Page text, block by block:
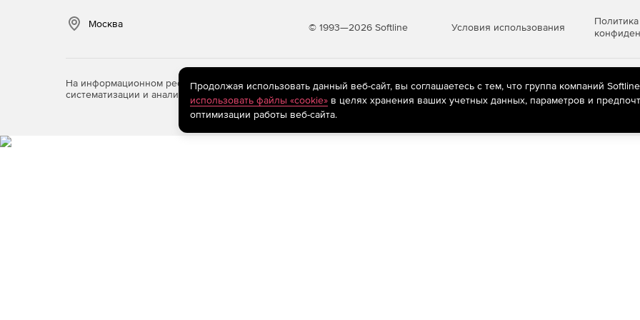
Москва © 1993—2026 Softline Условия использования
Политика
На информационном ресурсе store.softline.ru применяютсярекомендательные технологии(информационные технологии
систематизации и анализа сведений, относящихся к предпочтениям пользователей сети «Интернет», находящихся на
Продолжая использовать данный веб-сайт, вы соглашаетесь с тем, что группа компаний
использовать файлы «cookie»в целях хранения ваших учетных данных, параметров и
оптимизации работы веб-сайта.